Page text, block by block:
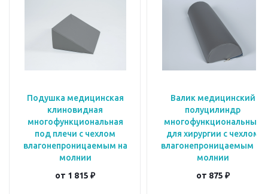
Подушка медицинская
клиновидная
многофункциональная
под плечи с чехлом
влагонепроницаемым на
молнии
от 1 815 ₽
Валик медицинский
полуцилиндр
многофункциональный
для хирургии с чехлом
влагонепроницаемым на
молнии
от 875 ₽